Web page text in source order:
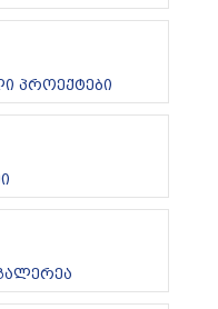
პროექტები